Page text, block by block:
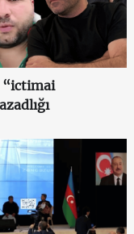
“ictimai